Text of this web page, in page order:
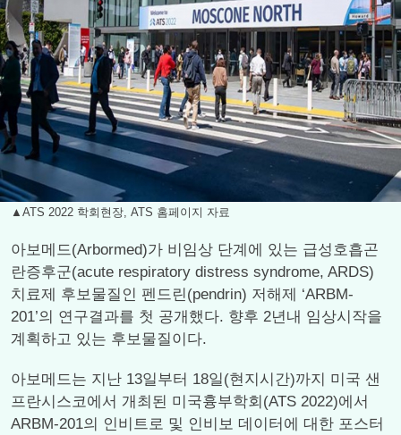
▲ATS 2022 학회현장, ATS 홈페이지 자료
아보메드(Arbormed)가 비임상 단계에 있는 급성호흡곤
란증후군(acute respiratory distress syndrome, ARDS)
치료제 후보물질인 펜드린(pendrin) 저해제 ‘ARBM-
201’의 연구결과를 첫 공개했다. 향후 2년내 임상시작을
계획하고 있는 후보물질이다.
아보메드는 지난 13일부터 18일(현지시간)까지 미국 샌
프란시스코에서 개최된 미국흉부학회(ATS 2022)에서
ARBM-201의 인비트로 및 인비보 데이터에 대한 포스터